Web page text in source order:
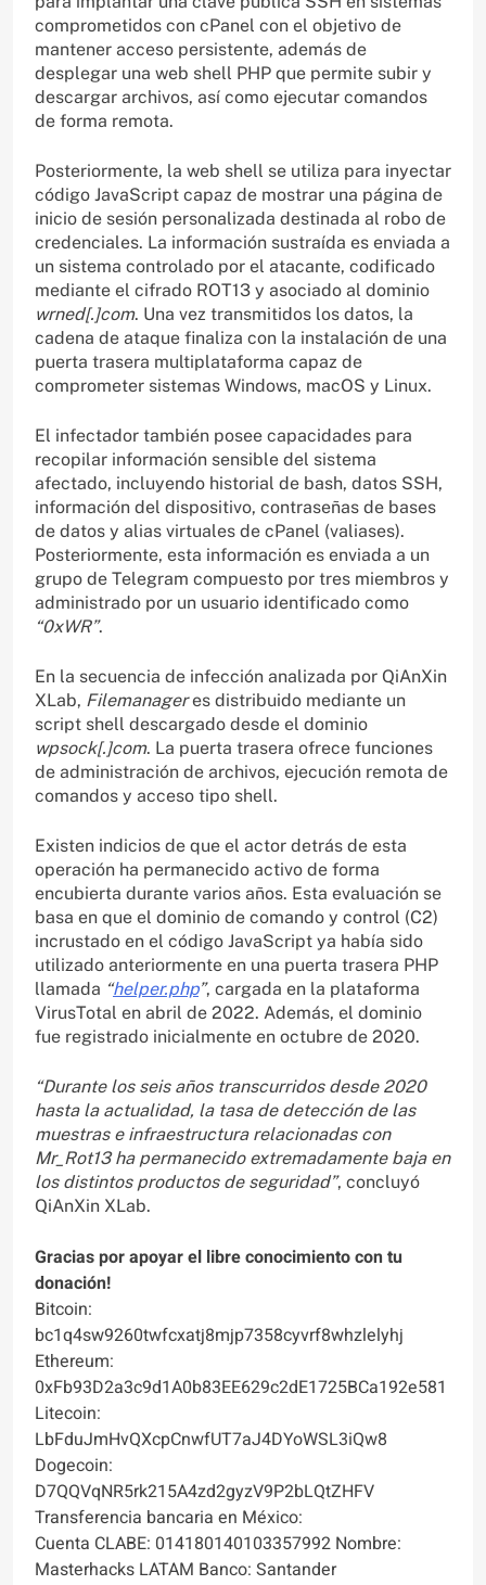
comprometidos con cPanel con el objetivo de
mantener acceso persistente, además de
desplegar una web shell PHP que permite subir y
descargar archivos, así como ejecutar comandos
de forma remota.
Posteriormente, la web shell se utiliza para inyectar
código JavaScript capaz de mostrar una página de
inicio de sesión personalizada destinada al robo de
credenciales. La información sustraída es enviada a
un sistema controlado por el atacante, codificado
mediante el cifrado ROT13 y asociado al dominio
wrned[.]com. Una vez transmitidos los datos, la
cadena de ataque finaliza con la instalación de una
puerta trasera multiplataforma capaz de
comprometer sistemas Windows, macOS y Linux.
El infectador también posee capacidades para
recopilar información sensible del sistema
afectado, incluyendo historial de bash, datos SSH,
información del dispositivo, contraseñas de bases
de datos y alias virtuales de cPanel (valiases).
Posteriormente, esta información es enviada a un
grupo de Telegram compuesto por tres miembros y
administrado por un usuario identificado como
“0xWR”.
En la secuencia de infección analizada por QiAnXin
XLab, Filemanageres distribuido mediante un
script shell descargado desde el dominio
wpsock[.]com. La puerta trasera ofrece funciones
de administración de archivos, ejecución remota de
comandos y acceso tipo shell.
Existen indicios de que el actor detrás de esta
operación ha permanecido activo de forma
encubierta durante varios años. Esta evaluación se
basa en que el dominio de comando y control (C2)
incrustado en el código JavaScript ya había sido
utilizado anteriormente en una puerta trasera PHP
llamada “helper.php”, cargada en la plataforma
VirusTotal en abril de 2022. Además, el dominio
fue registrado inicialmente en octubre de 2020.
“Durante los seis años transcurridos desde 2020
hasta la actualidad, la tasa de detección de las
muestras e infraestructura relacionadas con
Mr_Rot13 ha permanecido extremadamente baja en
los distintos productos de seguridad”, concluyó
QiAnXin XLab.
Gracias por apoyar el libre conocimiento con tu
donación!
Bitcoin:
bc1q4sw9260twfcxatj8mjp7358cyvrf8whzlelyhj
Ethereum:
0xFb93D2a3c9d1A0b83EE629c2dE1725BCa192e581
Litecoin:
LbFduJmHvQXcpCnwfUT7aJ4DYoWSL3iQw8
Dogecoin:
D7QQVqNR5rk215A4zd2gyzV9P2bLQtZHFV
Transferencia bancaria en México:
Cuenta CLABE: 014180140103357992 Nombre:
Masterhacks LATAM Banco: Santander